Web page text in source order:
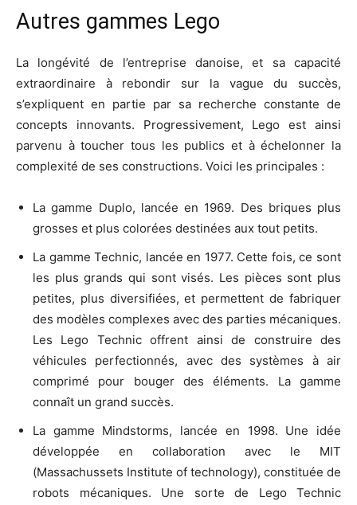
Autres gammes Lego
La longévité de l’entreprise danoise, et sa capacité
extraordinaire à rebondir sur la vague du succès,
s’expliquent en partie par sa recherche constante de
concepts innovants. Progressivement, Lego est ainsi
parvenu à toucher tous les publics et à échelonner la
complexité de ses constructions. Voici les principales :
La gamme Duplo, lancée en 1969. Des briques plus
grosses et plus colorées destinées aux tout petits.
La gamme Technic, lancée en 1977. Cette fois, ce sont
les plus grands qui sont visés. Les pièces sont plus
petites, plus diversifiées, et permettent de fabriquer
des modèles complexes avec des parties mécaniques.
Les Lego Technic offrent ainsi de construire des
véhicules perfectionnés, avec des systèmes à air
comprimé pour bouger des éléments. La gamme
connaît un grand succès.
La gamme Mindstorms, lancée en 1998. Une idée
développée en collaboration avec le MIT
(Massachussets Institute of technology), constituée de
robots mécaniques. Une sorte de Lego Technic